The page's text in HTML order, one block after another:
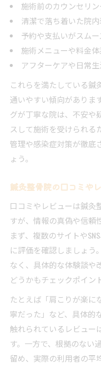
施術前のカウンセリ
清潔で落ち着いた院
予約や支払いがスム
施術メニューや料金
アフターケアや日常
これらを満たしている鍼
通いやすい傾向がありま
グが丁寧な院は、不安や
スして施術を受けられる
管理や感染症対策が徹底
ょう。
鍼灸整骨院の口コミや
口コミやレビューは鍼灸
すが、情報の真偽や信頼
まず、複数のサイトや
に評価を確認しましょう
なく、具体的な体験談や
どうかもチェックポイン
たとえば「肩こりが楽に
寧だった」など、具体的
触れられているレビュー
す。一方で、根拠のない
留め、実際の利用者の平